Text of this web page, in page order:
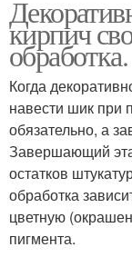
кирпич
обработка.
Когда
навести шик при
обязательно, а
Завершающий
остатков
обработка
цветную
пигмента.